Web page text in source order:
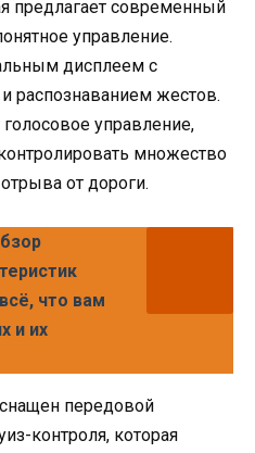
предлагает современный
управление.
дисплеем с
распознаванием жестов.
управление,
множество
от дороги.
что вам
и их
передовой
контроля, которая